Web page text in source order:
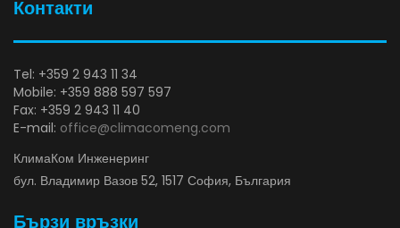
Контакти
Tel: +359 2 943 11 34
Mobile: +359 888 597 597
Fax: +359 2 943 11 40
E-mail: office@climacomeng.com
КлимаКом Инженеринг
бул. Владимир Вазов 52, 1517 София, България
Бързи връзки